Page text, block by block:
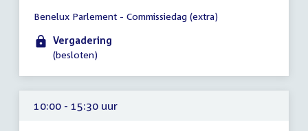
vergadering
09:00
-
uur
Benelux Parlement - Commissiedag (extra)
Vergadering
(besloten)
10:00 - 15:30 uur